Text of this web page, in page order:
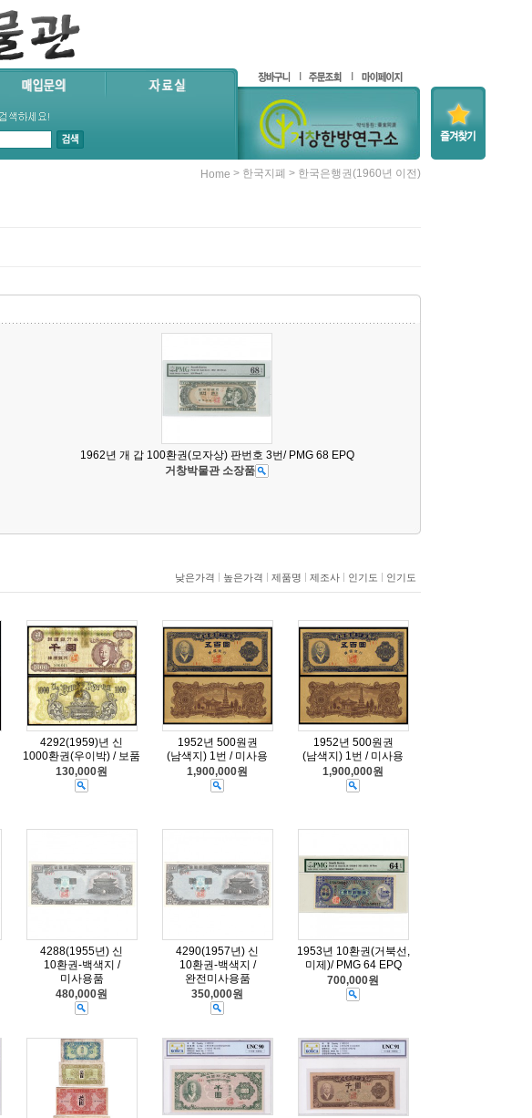
Home > 한국지폐 > 한국은행권(1960년 이전)
1962년 개 갑 100환권(모자상) 판번호 3번/ PMG 68 EPQ
거창박물관 소장품
낮은가격 | 높은가격 | 제품명 | 제조사 | 인기도 | 인기도
4292(1959)년 신
1000환권(우이박) / 보품
130,000원
1952년 500원권
(남색지) 1번 / 미사용
1,900,000원
1952년 500원권
(남색지) 1번 / 미사용
1,900,000원
4288(1955년) 신
10환권-백색지 /
미사용품
480,000원
4290(1957년) 신
10환권-백색지 /
완전미사용품
350,000원
1953년 10환권(거북선,
미제)/ PMG 64 EPQ
700,000원